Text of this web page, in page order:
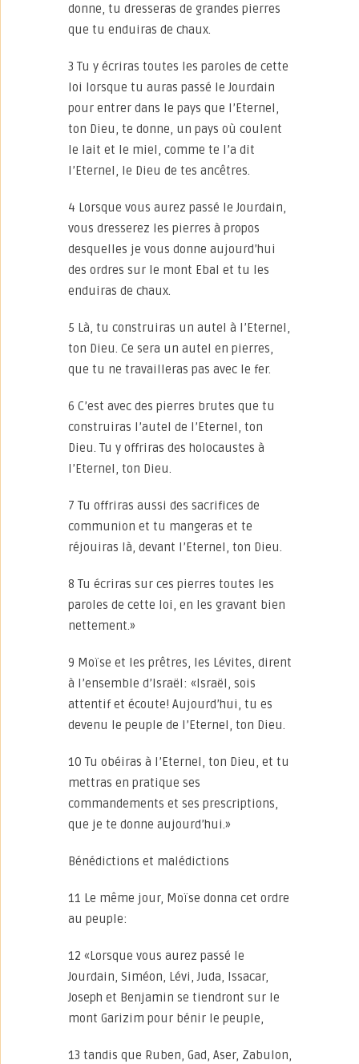
donne, tu dresseras de grandes pierres
que tu enduiras de chaux.
3 Tu y écriras toutes les paroles de cette
loi lorsque tu auras passé le Jourdain
pour entrer dans le pays que l’Eternel,
ton Dieu, te donne, un pays où coulent
le lait et le miel, comme te l’a dit
l’Eternel, le Dieu de tes ancêtres.
4 Lorsque vous aurez passé le Jourdain,
vous dresserez les pierres à propos
desquelles je vous donne aujourd’hui
des ordres sur le mont Ebal et tu les
enduiras de chaux.
5 Là, tu construiras un autel à l’Eternel,
ton Dieu. Ce sera un autel en pierres,
que tu ne travailleras pas avec le fer.
6 C’est avec des pierres brutes que tu
construiras l’autel de l’Eternel, ton
Dieu. Tu y offriras des holocaustes à
l’Eternel, ton Dieu.
7 Tu offriras aussi des sacrifices de
communion et tu mangeras et te
réjouiras là, devant l’Eternel, ton Dieu.
8 Tu écriras sur ces pierres toutes les
paroles de cette loi, en les gravant bien
nettement.»
9 Moïse et les prêtres, les Lévites, dirent
à l’ensemble d’Israël: «Israël, sois
attentif et écoute! Aujourd’hui, tu es
devenu le peuple de l’Eternel, ton Dieu.
10 Tu obéiras à l’Eternel, ton Dieu, et tu
mettras en pratique ses
commandements et ses prescriptions,
que je te donne aujourd’hui.»
Bénédictions et malédictions
11 Le même jour, Moïse donna cet ordre
au peuple:
12 «Lorsque vous aurez passé le
Jourdain, Siméon, Lévi, Juda, Issacar,
Joseph et Benjamin se tiendront sur le
mont Garizim pour bénir le peuple,
13 tandis que Ruben, Gad, Aser, Zabulon,